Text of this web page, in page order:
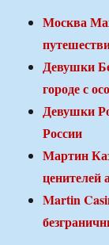
Москва
Девушки
городе с
Девушки
России
Мартин
ценителей
Martin